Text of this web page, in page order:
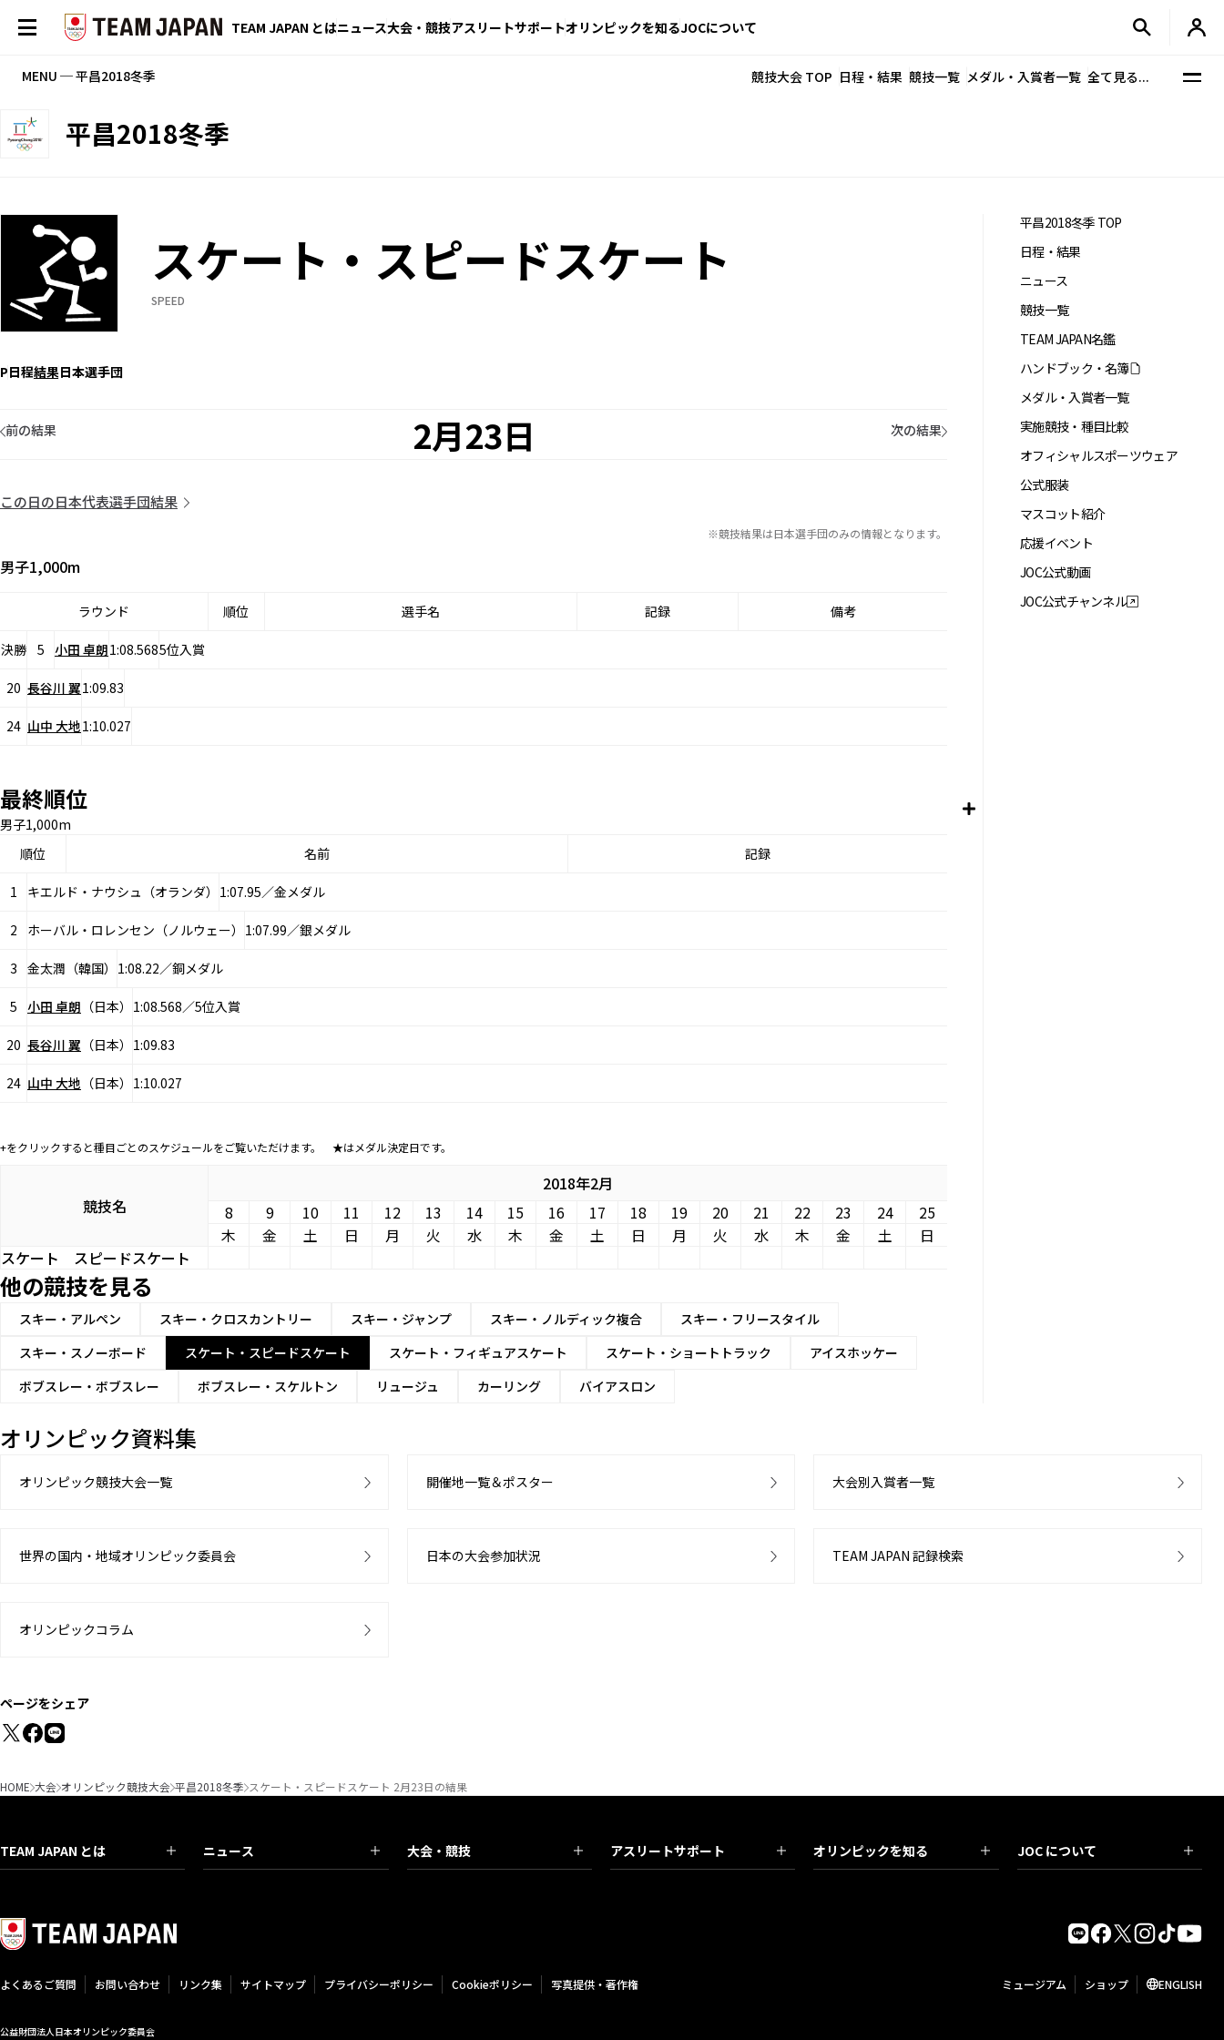
TEAM JAPAN とはニュース大会・競技アスリートサポートオリンピックを知るJOCについて
MENU ─ 平昌2018冬季 競技大会 TOP 日程・結果 競技一覧 メダル・入賞者一覧 全て見る...
平昌2018冬季
スケート・スピードスケート
SPEED
日程結果日本選手団
2月23日
前の結果 次の結果
この日の日本代表選手団結果
※競技結果は日本選手団のみの情報となります。
男子1,000m
ラウンド 順位 選手名 記録 備考
決勝 5 小田 卓朗1:08.5685位入賞
20 長谷川 翼1:09.83
24 山中 大地1:10.027
最終順位
男子1,000m
順位
名前 記録
1 キエルド・ナウシュ（オランダ） 1:07.95／金メダル
2 ホーバル・ロレンセン（ノルウェー） 1:07.99／銀メダル
3 金太潤（韓国） 1:08.22／銅メダル
5 小田 卓朗 （日本） 1:08.568／5位入賞
20 長谷川 翼 （日本） 1:09.83
24 山中 大地 （日本） 1:10.027
+をクリックすると種目ごとのスケジュールをご覧いただけます。 ★はメダル決定日です。
競技名
2018年2月
8
9 10 11 12 13 14 15 16 17 18 19 20 21 22 23 24
25
木
金 土 日 月 火 水 木 金 土 日 月 火 水 木 金 土
日
スケート スピードスケート
他の競技を見る
スキー・アルペン スキー・クロスカントリー スキー・ジャンプ スキー・ノルディック複合
スキー・フリースタイル
スキー・スノーボード
スケート・スピードスケート スケート・フィギュアスケート スケート・ショートトラック
アイスホッケー
ボブスレー・ボブスレー
ボブスレー・スケルトン リュージュ カーリング バイアスロン
平昌2018冬季 TOP
日程・結果
ニュース
競技一覧
TEAM JAPAN名鑑
ハンドブック・名簿
メダル・入賞者一覧
実施競技・種目比較
オフィシャルスポーツウェア
公式服装
マスコット紹介
応援イベント
JOC公式動画
JOC公式チャンネル
オリンピック資料集
オリンピック競技大会一覧 開催地一覧＆ポスター 大会別入賞者一覧
世界の国内・地域オリンピック委員会 日本の大会参加状況 TEAM JAPAN 記録検索
オリンピックコラム
ページをシェア
HOME 大会 オリンピック競技大会 平昌2018冬季 スケート・スピードスケート 2月23日の結果
TEAM JAPAN とは ニュース 大会・競技 アスリートサポート オリンピックを知る JOC について
よくあるご質問 お問い合わせ リンク集 サイトマップ プライバシーポリシー Cookieポリシー 写真提供・著作権 ミュージアム ショップ ENGLISH
公益財団法人日本オリンピック委員会